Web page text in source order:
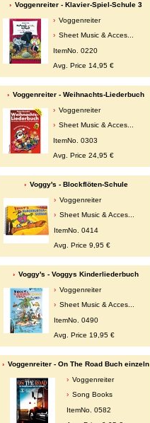
Voggenreiter - Klavier-Spiel-Schule 3
Voggenreiter
Sheet Music & Acces...
ItemNo. 0220
Avg. Price 14,95 €
Voggenreiter - Weihnachts-Liederbuch
Voggenreiter
Sheet Music & Acces...
ItemNo. 0303
Avg. Price 24,95 €
Voggy's - Blockflöten-Schule
Voggenreiter
Sheet Music & Acces...
ItemNo. 0414
Avg. Price 9,95 €
Voggy's - Voggys Kinderliederbuch
Voggenreiter
Sheet Music & Acces...
ItemNo. 0490
Avg. Price 19,95 €
Voggenreiter - On The Road Buch einzeln
Voggenreiter
Song Books
ItemNo. 0582